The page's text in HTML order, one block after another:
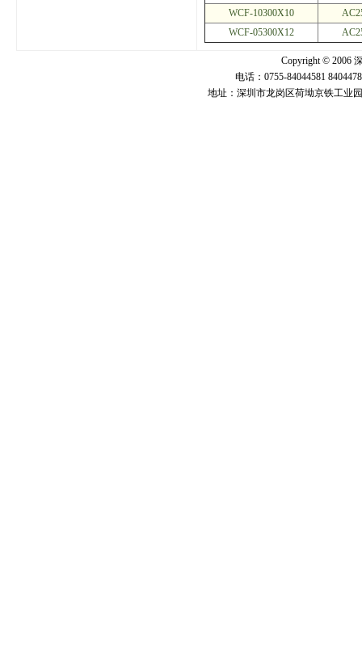
WCF-10300X10
WCF-05300X12
Copyright © 2006
电话：0755-84044581
地址：深圳市龙岗区荷坳京铁工